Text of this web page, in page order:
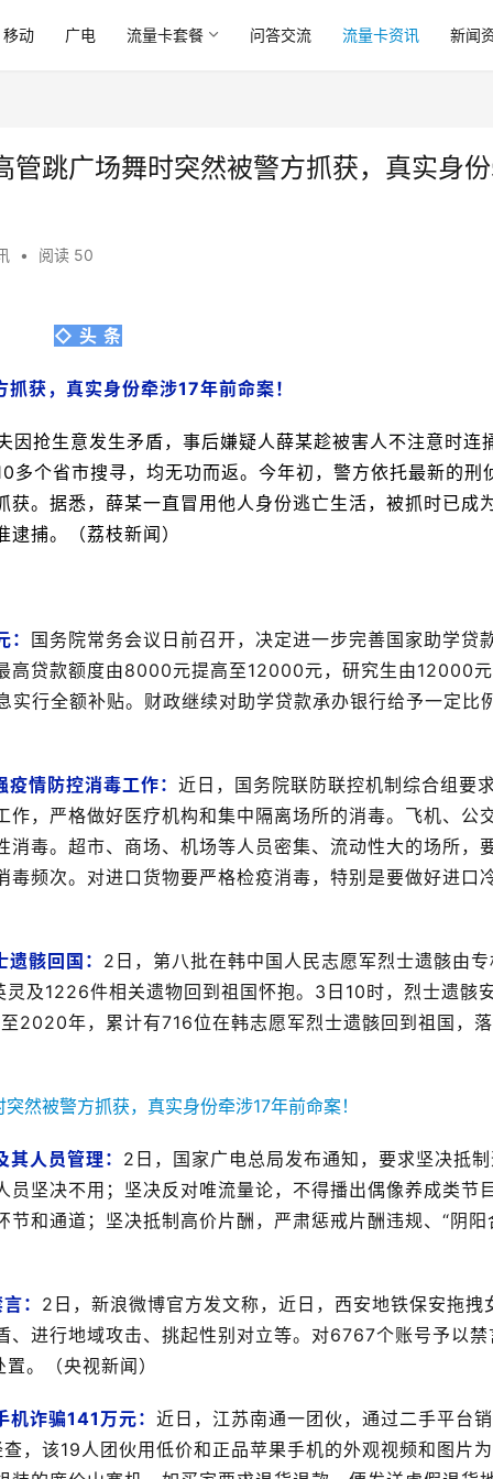
移动 广电 流量卡套餐 问答交流 流量卡资讯 新闻
管跳广场舞时突然被警方抓获，真实身
• 阅读 50
◇ 头 条
获，真实身份牵涉17年前命案！
生意发生矛盾，事后嫌疑人薛某趁被害人不注意时连
多个省市搜寻，均无功而返。今年初，警方依托最新的刑
。据悉，薛某一直冒用他人身份逃亡生活，被抓时已成
捕。（荔枝新闻）
国务院常务会议日前召开，决定进一步完善国家助学贷
高贷款额度由8000元提高至12000元，研究生由12000
行全额补贴。财政继续对助学贷款承办银行给予一定比
情防控消毒工作： 近日，国务院联防联控机制综合组要
，严格做好医疗机构和集中隔离场所的消毒。飞机、公
毒。超市、商场、机场等人员密集、流动性大的场所，
频次。对进口货物要严格检疫消毒，特别是要做好进口
骸回国： 2日，第八批在韩中国人民志愿军烈士遗骸由
及1226件相关遗物回到祖国怀抱。3日10时，烈士遗骸
2020年，累计有716位在韩志愿军烈士遗骸回到祖国，
人员管理： 2日，国家广电总局发布通知，要求坚决抵
坚决不用；坚决反对唯流量论，不得播出偶像养成类节
和通道；坚决抵制高价片酬，严肃惩戒片酬违规、“阴阳
： 2日，新浪微博官方发文称，近日，西安地铁保安拖拽
、进行地域攻击、挑起性别对立等。对6767个账号予以禁
。（央视新闻）
诈骗141万元： 近日，江苏南通一团伙，通过二手平台
，该19人团伙用低价和正品苹果手机的外观视频和图片